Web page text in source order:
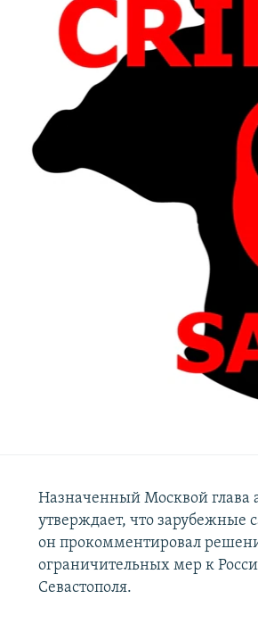
Назначенный Москвой глава
утверждает, что зарубежные
он прокомментировал
ограничительных мер к
Севастополя.